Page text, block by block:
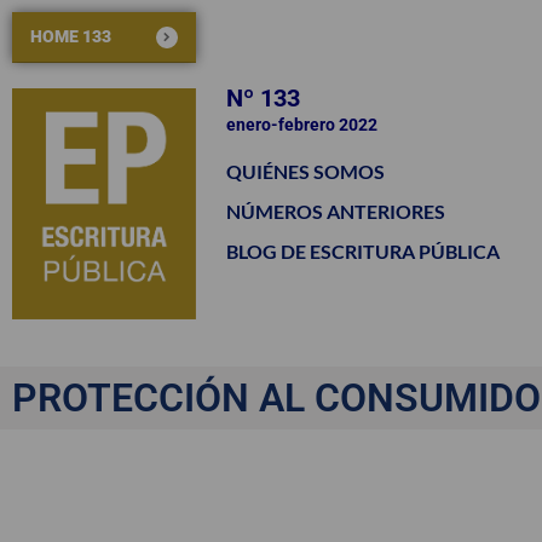
HOME 133
Nº 133
enero-febrero 2022
QUIÉNES SOMOS
NÚMEROS ANTERIORES
BLOG DE ESCRITURA PÚBLICA
PROTECCIÓN AL